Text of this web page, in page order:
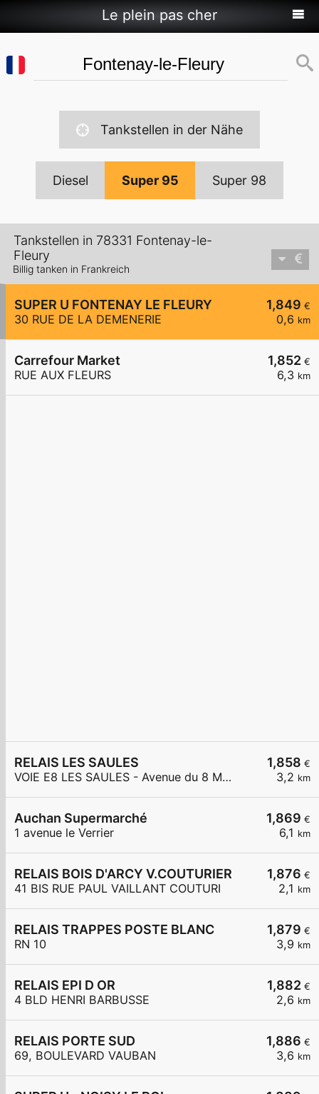
Le plein pas cher
Tankstellen in der Nähe
Diesel Super 95 Super 98
Tankstellen in 78331 Fontenay-le-
Fleury
Billig tanken in Frankreich
1,849 €
0,6 km
SUPER U FONTENAY LE FLEURY
30 RUE DE LA DEMENERIE
1,852 €
6,3 km
Carrefour Market
RUE AUX FLEURS
1,858 €
3,2 km
RELAIS LES SAULES
VOIE E8 LES SAULES - Avenue du 8 Mai 1945
1,869 €
6,1 km
Auchan Supermarché
1 avenue le Verrier
1,876 €
2,1 km
RELAIS BOIS D'ARCY V.COUTURIER
41 BIS RUE PAUL VAILLANT COUTURI
1,879 €
3,9 km
RELAIS TRAPPES POSTE BLANC
RN 10
1,882 €
2,6 km
RELAIS EPI D OR
4 BLD HENRI BARBUSSE
1,886 €
3,6 km
RELAIS PORTE SUD
69, BOULEVARD VAUBAN